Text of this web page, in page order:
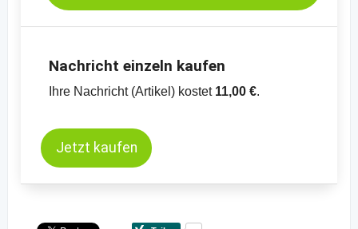
Kassamarkt - Rapssaat - Neuss
Nachricht einzeln kaufen
Ihre Nachricht (Artikel) kostet 11,00 €.
Jetzt kaufen